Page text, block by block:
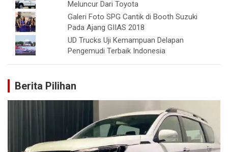
Meluncur Dari Toyota
Galeri Foto SPG Cantik di Booth Suzuki
Pada Ajang GIIAS 2018
UD Trucks Uji Kemampuan Delapan
Pengemudi Terbaik Indonesia
Berita Pilihan